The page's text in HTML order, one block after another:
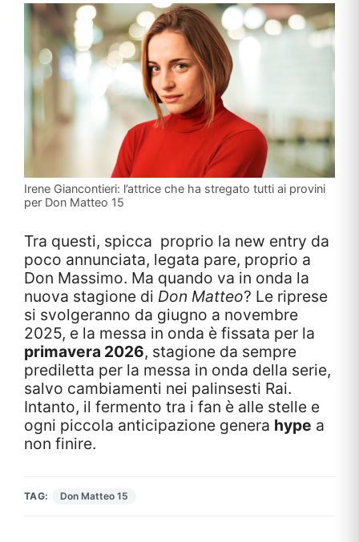
Irene Giancontieri: l’attrice che ha stregato tutti ai provini
per Don Matteo 15
Tra questi, spicca proprio la new entry da
poco annunciata, legata pare, proprio a
Don Massimo. Ma quando va in onda la
nuova stagione di Don Matteo? Le riprese
si svolgeranno da giugno a novembre
2025, e la messa in onda è fissata per la
primavera 2026, stagione da sempre
prediletta per la messa in onda della serie,
salvo cambiamenti nei palinsesti Rai.
Intanto, il fermento tra i fan è alle stelle e
ogni piccola anticipazione genera hype a
non finire.
TAG: Don Matteo 15